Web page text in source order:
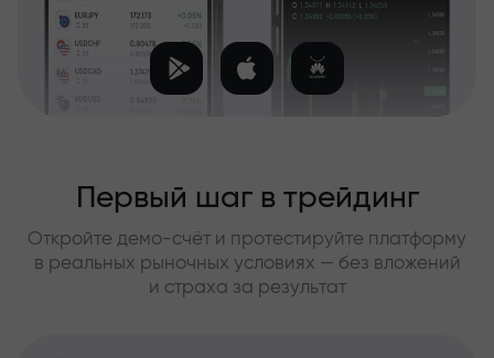
Первый шаг в трейдинг
Откройте демо-счёт и протестируйте платформу
в реальных рыночных условиях — без вложений
и страха за результат